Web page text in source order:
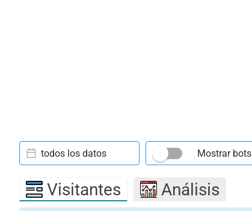
todos los datos Mostrar bots
Visitantes Análisis